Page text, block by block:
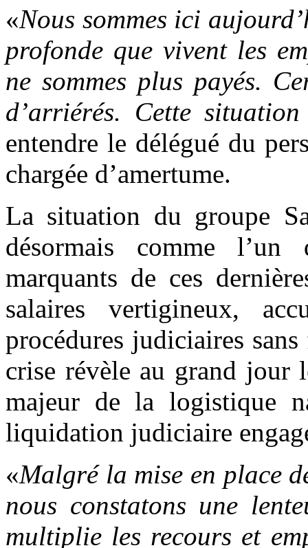
«Nous sommes ici
profonde que vivent les
ne sommes plus payés.
d’arriérés. Cette
entendre le délégué du
chargée d’amertume.
La situation du groupe
désormais comme
marquants de ces
salaires vertigineux,
procédures judiciaires
crise révèle au grand jour
majeur de la logistique
liquidation judiciaire
«Malgré la mise en place
nous constatons une
multiplie les recours et